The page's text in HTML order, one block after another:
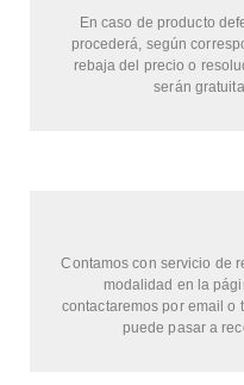
En caso de producto
procederá, según
rebaja del precio o
serán
Contamos con servicio de
modalidad en la
contactaremos por email o
puede pasar a